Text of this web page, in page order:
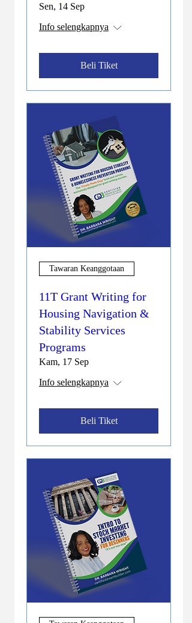
Sen, 14 Sep
Info selengkapnya
Beli Tiket
Tawaran Keanggotaan
11T Grant Writing for
Housing Navigation &
Stability Services
Programs
Kam, 17 Sep
Info selengkapnya
Beli Tiket